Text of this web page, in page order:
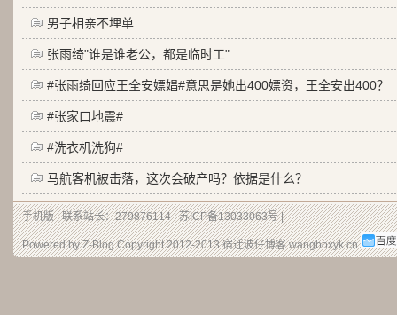
男子相亲不埋单
张雨绮"谁是谁老公，都是临时工"
#张雨绮回应王全安嫖娼#意思是她出400嫖资，王全安出400？
#张家口地震#
#洗衣机洗狗#
马航客机被击落，这次会破产吗？依据是什么？
手机版| 联系站长：279876114 |苏ICP备13033063号|
Powered by Z-Blog Copyright 2012-2013宿迁波仔博客wangboxyk.cn